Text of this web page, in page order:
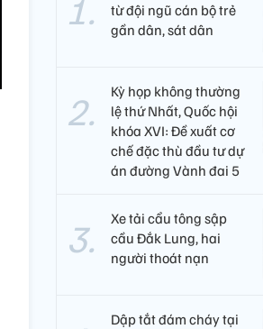
từ đội ngũ cán bộ trẻ
gần dân, sát dân
Kỳ họp không thường
lệ thứ Nhất, Quốc hội
khóa XVI: Đề xuất cơ
chế đặc thù đầu tư dự
án đường Vành đai 5
Xe tải cẩu tông sập
cầu Đắk Lung, hai
người thoát nạn
Dập tắt đám cháy tại